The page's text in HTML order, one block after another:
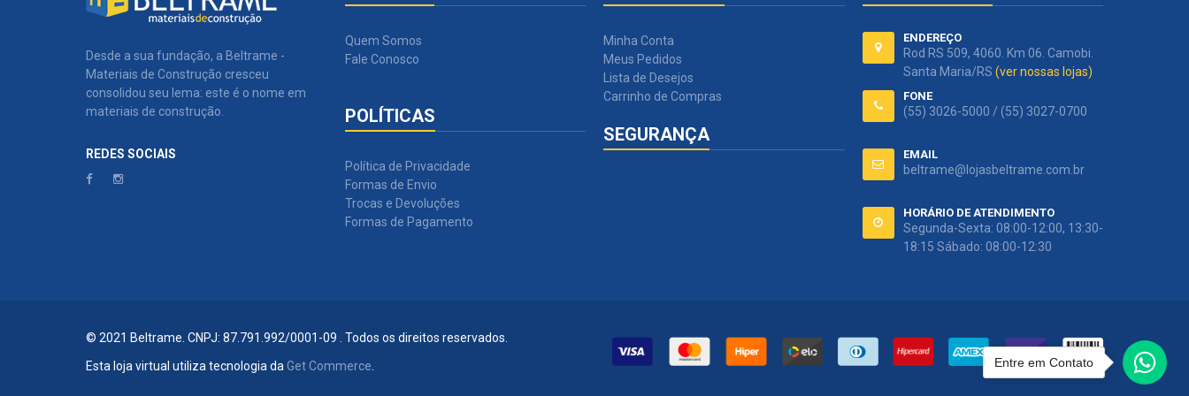
Desde a sua fundação, a Beltrame -
Materiais de Construção cresceu
consolidou seu lema: este é o nome em
materiais de construção.
REDES SOCIAIS
Quem Somos
Fale Conosco
POLÍTICAS
Política de Privacidade
Formas de Envio
Trocas e Devoluções
Formas de Pagamento
Minha Conta
Meus Pedidos
Lista de Desejos
Carrinho de Compras
SEGURANÇA
ENDEREÇO
Rod RS 509, 4060. Km 06. Camobi.
Santa Maria/RS (ver nossas lojas)
FONE
(55) 3026-5000 / (55) 3027-0700
EMAIL
beltrame@lojasbeltrame.com.br
HORÁRIO DE ATENDIMENTO
Segunda-Sexta: 08:00-12:00, 13:30-
18:15 Sábado: 08:00-12:30
© 2021 Beltrame. CNPJ: 87.791.992/0001-09 . Todos os direitos reservados.
Esta loja virtual utiliza tecnologia da Get Commerce Entre em Contato